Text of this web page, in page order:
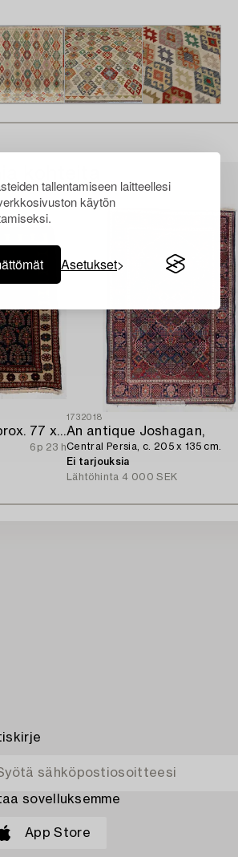
tallentamiseen laitteellesi
käytön
Asetukset
Rug/Pillow. Afshar approx. 77 x 66 cm.
6p 23 h
1732018
An antique Joshagan,
Central Persia, c. 205 x 135 cm.
Ei tarjouksia
Lähtöhinta 4 000 SEK
sovelluksemme
App Store